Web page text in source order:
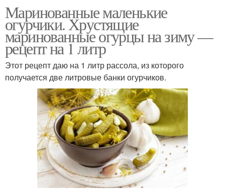
Маринованные маленькие
огурчики. Хрустящие
маринованные огурцы на зиму —
рецепт на 1 литр
Этот рецепт даю на 1 литр рассола, из которого
получается две литровые банки огурчиков.